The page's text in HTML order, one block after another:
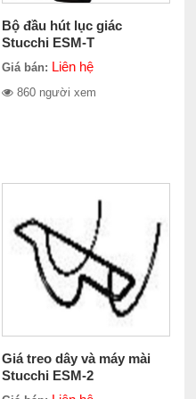
Bộ đầu hút lục giác
Stucchi ESM-T
Giá bán: Liên hệ
860 người xem
Giá treo dây và máy mài
Stucchi ESM-2